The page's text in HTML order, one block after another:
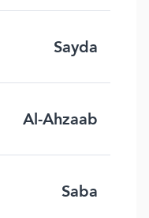
Sayda
Al-Ahzaab
Saba